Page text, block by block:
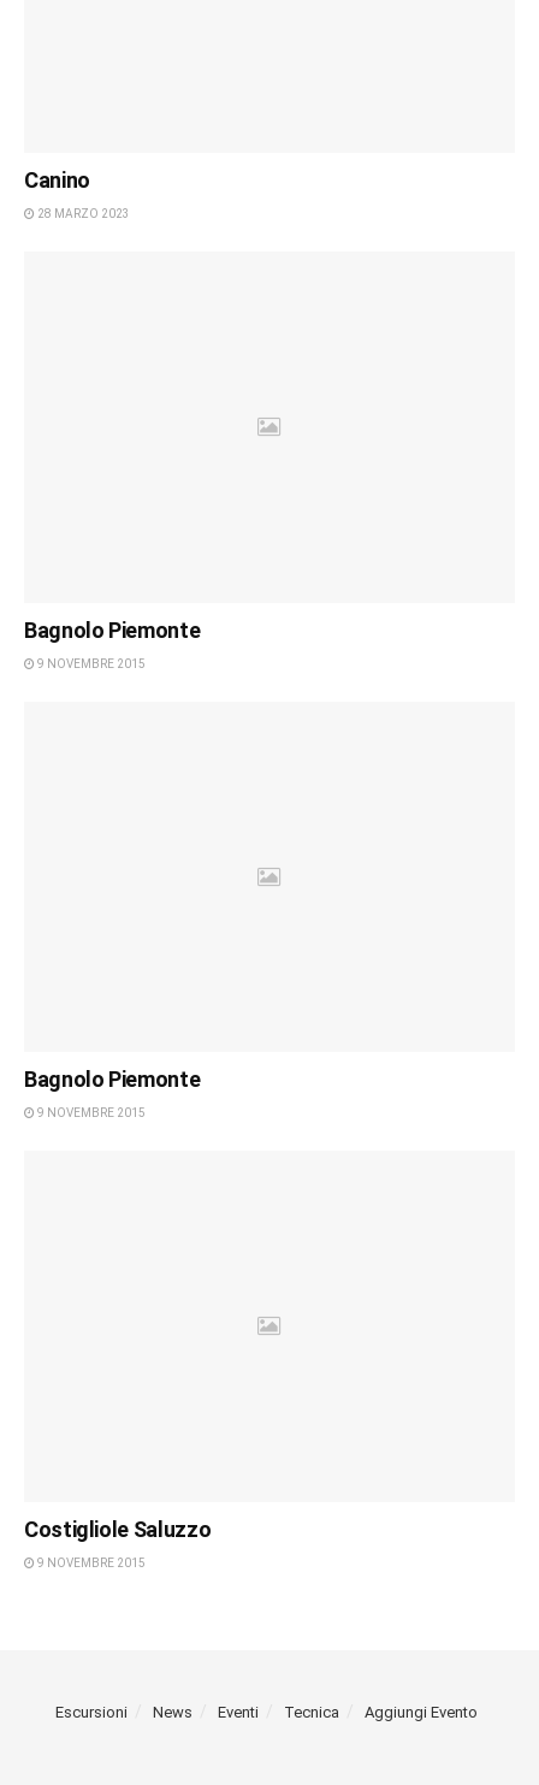
Canino
28 MARZO 2023
Bagnolo Piemonte
9 NOVEMBRE 2015
Bagnolo Piemonte
9 NOVEMBRE 2015
Costigliole Saluzzo
9 NOVEMBRE 2015
Escursioni News Eventi Tecnica Aggiungi Evento